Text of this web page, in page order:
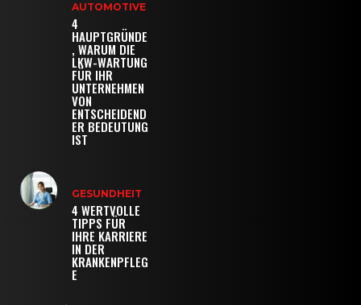
AUTOMOTIVE
4
HAUPTGRÜNDE
, WARUM DIE
LKW-WARTUNG
FÜR IHR
UNTERNEHMEN
VON
ENTSCHEIDEND
ER BEDEUTUNG
IST
GESUNDHEIT
4 WERTVOLLE
TIPPS FÜR
IHRE KARRIERE
IN DER
KRANKENPFLEG
E